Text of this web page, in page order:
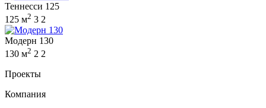
Теннесси 125
125 м2 3 2
Модерн 130
130 м2 2 2
Проекты
Компания